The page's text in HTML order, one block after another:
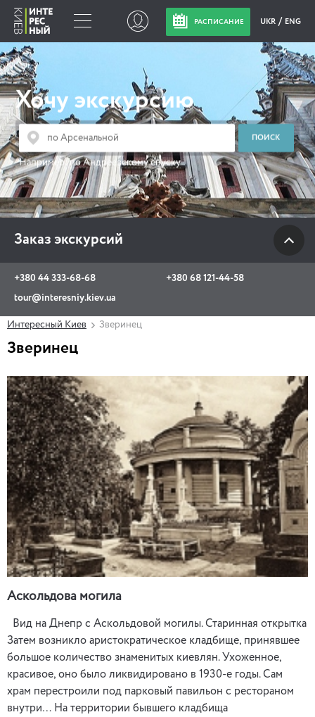
РАСПИСАНИЕ UKR ENG
Хочу экскурсию
Например:по Андреевскому спуску
Заказ экскурсий
+380 44 333-68-68
+380 68 121-44-58
tour@interesniy.kiev.ua
Заказ экскурсий
+380 44 333-68-68
+380 68 121-44-58
tour@interesniy.kiev.ua
с 10.00 до 19:30 ежедневно
Интересный Киев Зверинец
Зверинец
Аскольдова могила
Вид на Днепр с Аскольдовой могилы. Старинная открытка
Затем возникло аристократическое кладбище, принявшее
большое количество знаменитых киевлян. Ухоженное,
красивое, оно было ликвидировано в 1930-е годы. Сам
храм перестроили под парковый павильон с рестораном
внутри… На территории бывшего кладбища